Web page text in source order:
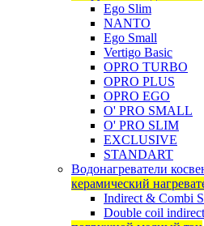
Ego Slim
NANTO
Ego Small
Vertigo Basic
OPRO TURBO
OPRO PLUS
OPRO EGO
O' PRO SMALL
O' PRO SLIM
EXCLUSIVE
STANDART
Водонагреватели
керамический
Indirect & Combi
Double coil